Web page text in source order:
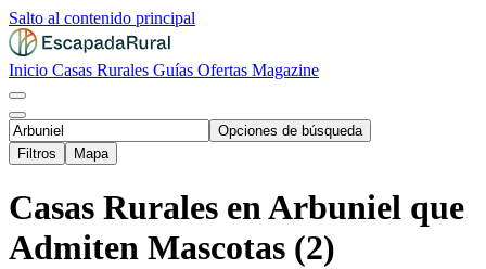
Salto al contenido principal
Inicio Casas Rurales Guías Ofertas Magazine
Opciones de búsqueda
Filtros
Mapa
Casas Rurales en Arbuniel que
Admiten Mascotas (2)